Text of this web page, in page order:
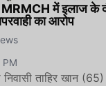
में इलाज के
का आरोप
ताहिर खान